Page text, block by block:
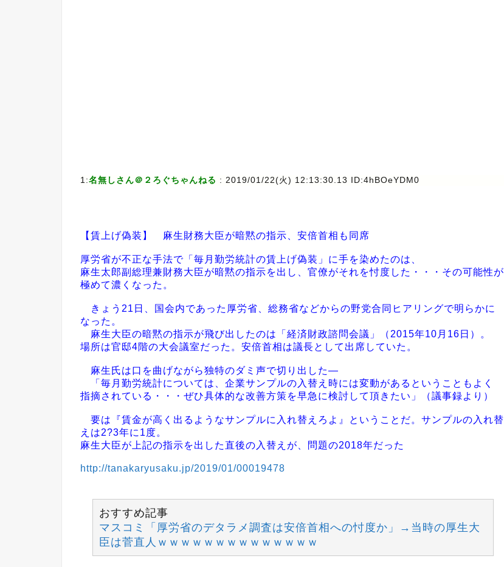
1:名無しさん＠２ろぐちゃんねる : 2019/01/22(火) 12:13:30.13 ID:4hBOeYDM0
【賃上げ偽装】 麻生財務大臣が暗黙の指示、安倍首相も同席
厚労省が不正な手法で「毎月勤労統計の賃上げ偽装」に手を染めたのは、
麻生太郎副総理兼財務大臣が暗黙の指示を出し、官僚がそれを忖度した・・・その可能性が
極めて濃くなった。
きょう21日、国会内であった厚労省、総務省などからの野党合同ヒアリングで明らかに
なった。
麻生大臣の暗黙の指示が飛び出したのは「経済財政諮問会議」（2015年10月16日）。
場所は官邸4階の大会議室だった。安倍首相は議長として出席していた。
麻生氏は口を曲げながら独特のダミ声で切り出した―
「毎月勤労統計については、企業サンプルの入替え時には変動があるということもよく
指摘されている・・・ぜひ具体的な改善方策を早急に検討して頂きたい」（議事録より）
要は『賃金が高く出るようなサンプルに入れ替えろよ』ということだ。サンプルの入れ替
えは2?3年に1度。
麻生大臣が上記の指示を出した直後の入替えが、問題の2018年だった
http://tanakaryusaku.jp/2019/01/00019478
おすすめ記事
マスコミ「厚労省のデタラメ調査は安倍首相への忖度か」→当時の厚生大
臣は菅直人ｗｗｗｗｗｗｗｗｗｗｗｗｗｗ